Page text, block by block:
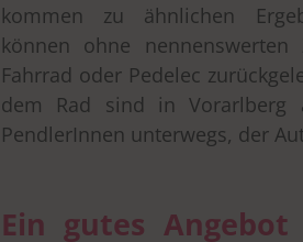
kommen zu ähnlichen
können ohne
Fahrrad oder Pedelec
dem Rad sind in Vorarlberg
PendlerInnen unterwegs, der
Ein gutes